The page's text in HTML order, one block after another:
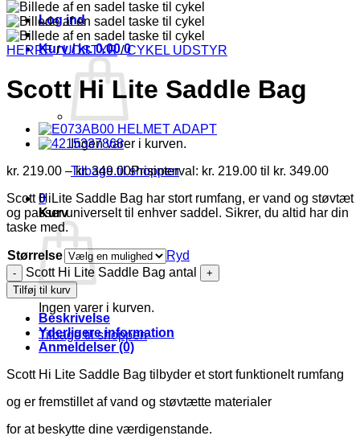
Log ind
Kurv /kr.0.00 0
Ingen varer i kurven.
Tilbage til shoppen
0
Kurv
Ingen varer i kurven.
Tilbage til shoppen
HERRE / UDSTYR / CYKEL UDSTYR
Scott Hi Lite Saddle Bag
kr. 219.00 – kr.349.00Prisinterval: kr. 219.00 til kr. 349.00
Scott HiLite Saddle Bag har stort rumfang, er vand og støvtæt
og passer universelt til enhver saddel. Sikrer, du altid har din
taske med.
Størrelse
Ryd
Scott Hi Lite Saddle Bag antal
Tilføj til kurv
Beskrivelse
Yderligere information
Anmeldelser (0)
Scott Hi Lite Saddle Bag tilbyder et stort funktionelt rumfang
og er fremstillet af vand og støvtætte materialer
for at beskytte dine værdigenstande.